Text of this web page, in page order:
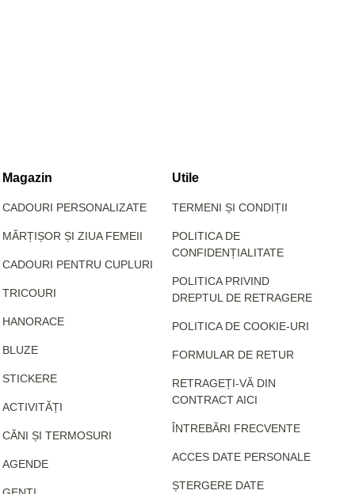
Magazin
CADOURI PERSONALIZATE
MĂRȚIȘOR ȘI ZIUA FEMEII
CADOURI PENTRU CUPLURI
TRICOURI
HANORACE
BLUZE
STICKERE
ACTIVITĂȚI
CĂNI ȘI TERMOSURI
AGENDE
Utile
TERMENI ȘI CONDIȚII
POLITICA DE
CONFIDENȚIALITATE
POLITICA PRIVIND
DREPTUL DE RETRAGERE
POLITICA DE COOKIE-URI
FORMULAR DE RETUR
RETRAGEȚI-VĂ DIN
CONTRACT AICI
ÎNTREBĂRI FRECVENTE
ACCES DATE PERSONALE
ȘTERGERE DATE